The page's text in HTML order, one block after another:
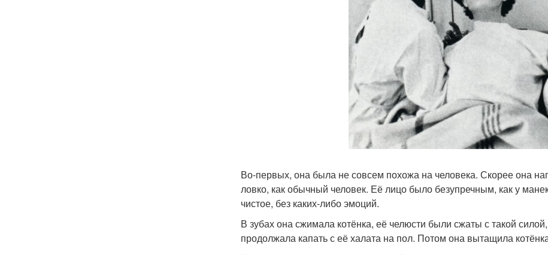
Во-первых, она была не совсем похожа на человека. Скорее она
ловко, как обычный человек. Её лицо было безупречным, как у
чистое, без каких-либо эмоций.
В зубах она сжимала котёнка, её челюсти были сжаты с такой
продолжала капать с её халата на пол. Потом она вытащила